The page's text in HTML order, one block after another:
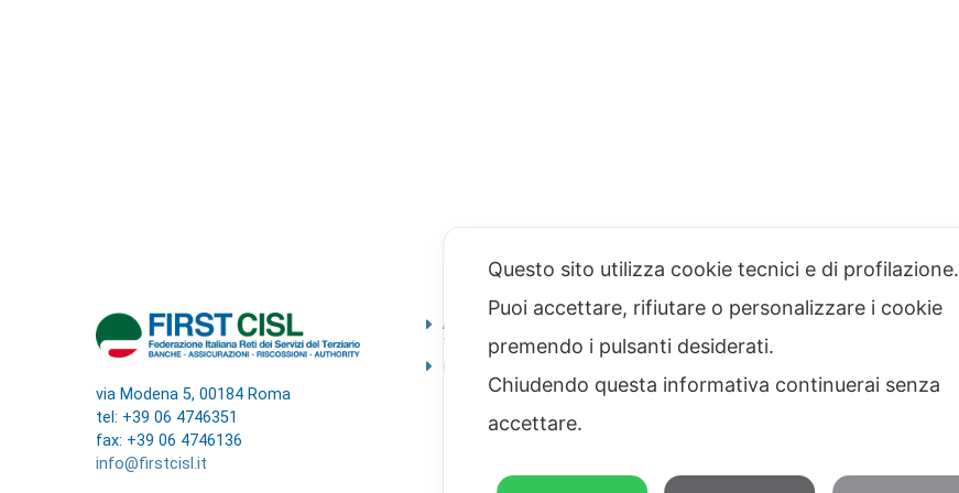
via Modena 5, 00184 Roma
tel: +39 06 4746351
fax: +39 06 4746136
info@firstcisl.it
Amministrazione
trasparente
Codice etico
Cookie policy
Questo sito utilizza cookie tecnici e di profilazione.
Puoi accettare, rifiutare o personalizzare i cookie
premendo i pulsanti desiderati.
Chiudendo questa informativa continuerai senza
accettare.